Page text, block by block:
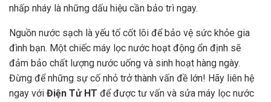
nhấp nháy là những dấu hiệu cần bảo trì ngay.
Nguồn nước sạch là yếu tố cốt lõi để bảo vệ sức khỏe gia
đình bạn. Một chiếc máy lọc nước hoạt động ổn định sẽ
đảm bảo chất lượng nước uống và sinh hoạt hàng ngày.
Đừng để những sự cố nhỏ trở thành vấn đề lớn! Hãy liên hệ
ngay với Điện Tử HT để được tư vấn và sửa máy lọc nước